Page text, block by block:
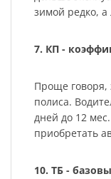
зимой редко,
7. КП -
Проще говоря,
полиса.
дней до 12
приобретать
10. ТБ -